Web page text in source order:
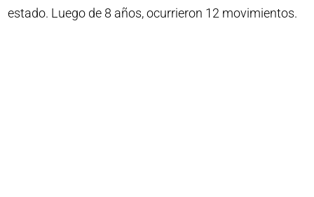
estado. Luego de 8 años, ocurrieron 12 movimientos.